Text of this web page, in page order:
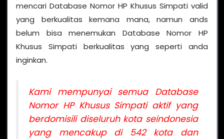
mencari Database Nomor HP Khusus Simpati valid
yang berkualitas kemana mana, namun ands
belum bisa menemukan Database Nomor HP
Khusus Simpati berkualitas yang seperti anda
inginkan.
Kami mempunyai semua Database
Nomor HP Khusus Simpati aktif yang
berdomisili diseluruh kota seindonesia
yang mencakup di 542 kota dan